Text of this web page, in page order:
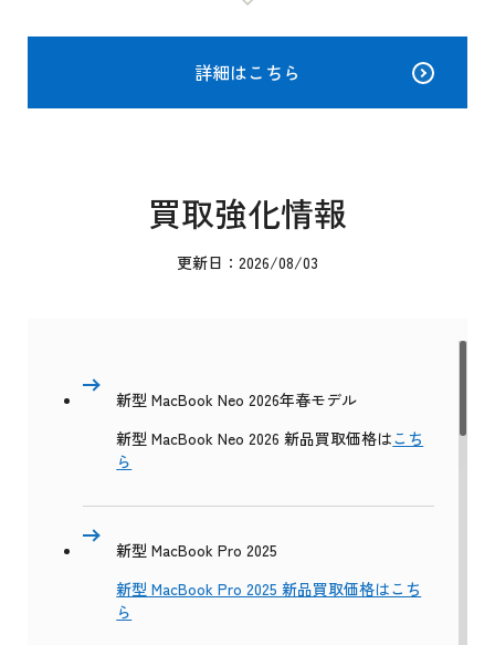
詳細はこちら
買取強化情報
更新日：2026/08/03
新型 MacBook Neo 2026年春モデル
新型 MacBook Neo 2026 新品買取価格はこち
ら
新型 MacBook Pro 2025
新型 MacBook Pro 2025 新品買取価格はこち
ら